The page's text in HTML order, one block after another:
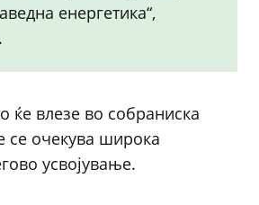
енергетика“,
ќе влезе во собраниска
се очекува широка
усвојување.